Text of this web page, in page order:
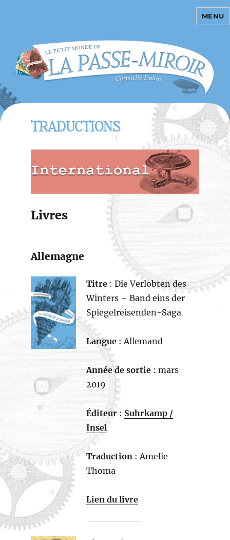
MENU
TRADUCTIONS
Livres
Allemagne
Titre: Die Verlobten des
Winters – Band eins der
Spiegelreisenden-Saga
Langue: Allemand
Année de sortie : mars
2019
Éditeur: Suhrkamp /
Insel
Traduction : Amelie
Thoma
Lien du livre